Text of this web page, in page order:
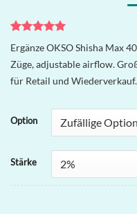
Bewertet
mit5von
5, basierend
auf
1
Kundenbewertung
Ergänze OKSO Shisha Max
Züge, adjustable airflow.
für Retail und Wiederverkauf.
Option
Stärke